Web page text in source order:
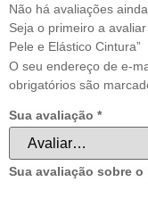
Não há avaliações ainda.
Seja o primeiro a
Pele e Elástico Cintura”
O seu endereço de e-
obrigatórios são
Sua avaliação *
Sua avaliação sobre